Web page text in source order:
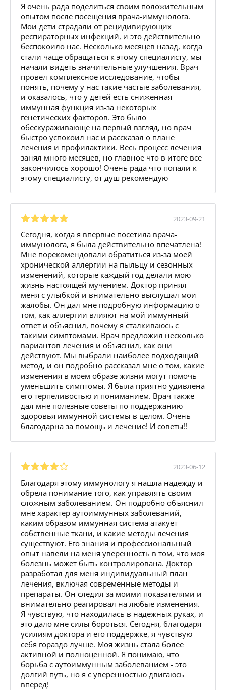
Я очень рада поделиться своим положительным
опытом после посещения врача-иммунолога.
Мои дети страдали от рецидивирующих
респираторных инфекций, и это действительно
беспокоило нас. Несколько месяцев назад, когда
стали чаще обращаться к этому специалисту, мы
начали видеть значительные улучшения. Врач
провел комплексное исследование, чтобы
понять, почему у нас такие частые заболевания,
и оказалось, что у детей есть сниженная
иммунная функция из-за некоторых
генетических факторов. Это было
обескураживающе на первый взгляд, но врач
быстро успокоил нас и рассказал о плане
лечения и профилактики. Весь процесс лечения
занял много месяцев, но главное что в итоге все
закончилось хорошо! Очень рада что попали к
этому специалисту, от душ рекомендую
2023-09-21
Сегодня, когда я впервые посетила врача-
иммунолога, я была действительно впечатлена!
Мне порекомендовали обратиться из-за моей
хронической аллергии на пыльцу и сезонных
изменений, которые каждый год делали мою
жизнь настоящей мучением. Доктор принял
меня с улыбкой и внимательно выслушал мои
жалобы. Он дал мне подробную информацию о
том, как аллергии влияют на мой иммунный
ответ и объяснил, почему я сталкиваюсь с
такими симптомами. Врач предложил несколько
вариантов лечения и объяснил, как они
действуют. Мы выбрали наиболее подходящий
метод, и он подробно рассказал мне о том, какие
изменения в моем образе жизни могут помочь
уменьшить симптомы. Я была приятно удивлена
его терпеливостью и пониманием. Врач также
дал мне полезные советы по поддержанию
здоровья иммунной системы в целом. Очень
благодарна за помощь и лечение! И советы!!
2023-06-12
Благодаря этому иммунологу я нашла надежду и
обрела понимание того, как управлять своим
сложным заболеванием. Он подробно объяснил
мне характер аутоиммунных заболеваний,
каким образом иммунная система атакует
собственные ткани, и какие методы лечения
существуют. Его знания и профессиональный
опыт навели на меня уверенность в том, что моя
болезнь может быть контролирована. Доктор
разработал для меня индивидуальный план
лечения, включая современные методы и
препараты. Он следил за моими показателями и
внимательно реагировал на любые изменения.
Я чувствую, что находилась в надежных руках, и
это дало мне силы бороться. Сегодня, благодаря
усилиям доктора и его поддержке, я чувствую
себя гораздо лучше. Моя жизнь стала более
активной и полноценной. Я понимаю, что
борьба с аутоиммунным заболеванием - это
долгий путь, но я с уверенностью двигаюсь
вперед!